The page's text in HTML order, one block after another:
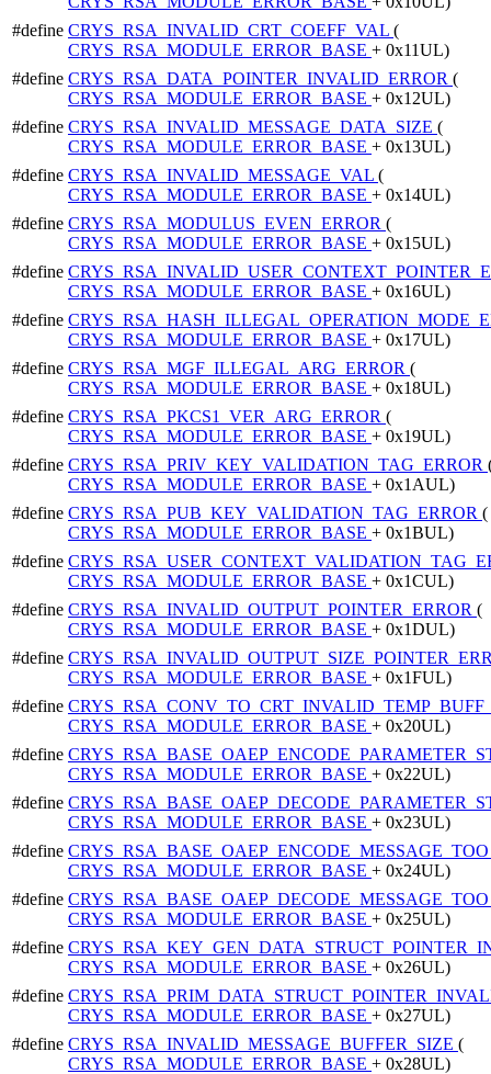
#define CRYS_RSA_INVALID_CRT_COEFF_VAL (
CRYS_RSA_MODULE_ERROR_BASE + 0x11UL)
#define CRYS_RSA_DATA_POINTER_INVALID_ERROR (
CRYS_RSA_MODULE_ERROR_BASE + 0x12UL)
#define CRYS_RSA_INVALID_MESSAGE_DATA_SIZE (
CRYS_RSA_MODULE_ERROR_BASE + 0x13UL)
#define CRYS_RSA_INVALID_MESSAGE_VAL (
CRYS_RSA_MODULE_ERROR_BASE + 0x14UL)
#define CRYS_RSA_MODULUS_EVEN_ERROR (
CRYS_RSA_MODULE_ERROR_BASE + 0x15UL)
#define
CRYS_RSA_MODULE_ERROR_BASE + 0x16UL)
#define
CRYS_RSA_MODULE_ERROR_BASE + 0x17UL)
#define CRYS_RSA_MGF_ILLEGAL_ARG_ERROR (
CRYS_RSA_MODULE_ERROR_BASE + 0x18UL)
#define CRYS_RSA_PKCS1_VER_ARG_ERROR (
CRYS_RSA_MODULE_ERROR_BASE + 0x19UL)
#define CRYS_RSA_PRIV_KEY_VALIDATION_TAG_ERROR
CRYS_RSA_MODULE_ERROR_BASE + 0x1AUL)
#define CRYS_RSA_PUB_KEY_VALIDATION_TAG_ERROR (
CRYS_RSA_MODULE_ERROR_BASE + 0x1BUL)
#define
CRYS_RSA_MODULE_ERROR_BASE + 0x1CUL)
#define CRYS_RSA_INVALID_OUTPUT_POINTER_ERROR (
CRYS_RSA_MODULE_ERROR_BASE + 0x1DUL)
#define
CRYS_RSA_MODULE_ERROR_BASE + 0x1FUL)
#define
CRYS_RSA_MODULE_ERROR_BASE + 0x20UL)
#define
CRYS_RSA_MODULE_ERROR_BASE + 0x22UL)
#define
CRYS_RSA_MODULE_ERROR_BASE + 0x23UL)
#define
CRYS_RSA_MODULE_ERROR_BASE + 0x24UL)
#define
CRYS_RSA_MODULE_ERROR_BASE + 0x25UL)
#define
CRYS_RSA_MODULE_ERROR_BASE + 0x26UL)
#define
CRYS_RSA_MODULE_ERROR_BASE + 0x27UL)
#define CRYS_RSA_INVALID_MESSAGE_BUFFER_SIZE (
CRYS_RSA_MODULE_ERROR_BASE + 0x28UL)